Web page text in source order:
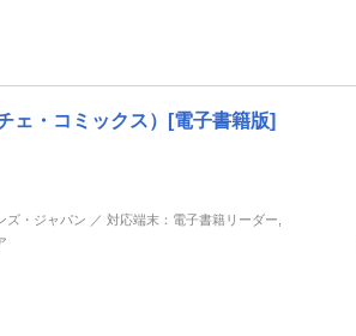
ェ・コミックス）[電子書籍版]
・ジャパン ／ 対応端末：電子書籍リーダー,